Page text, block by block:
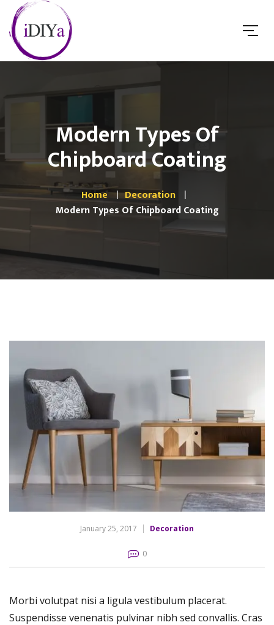
Modern Types Of
Chipboard Coating
Home
Decoration
Modern Types Of Chipboard Coating
January 25, 2017 Decoration
0
Morbi volutpat nisi a ligula vestibulum placerat.
Suspendisse venenatis pulvinar nibh sed convallis. Cras